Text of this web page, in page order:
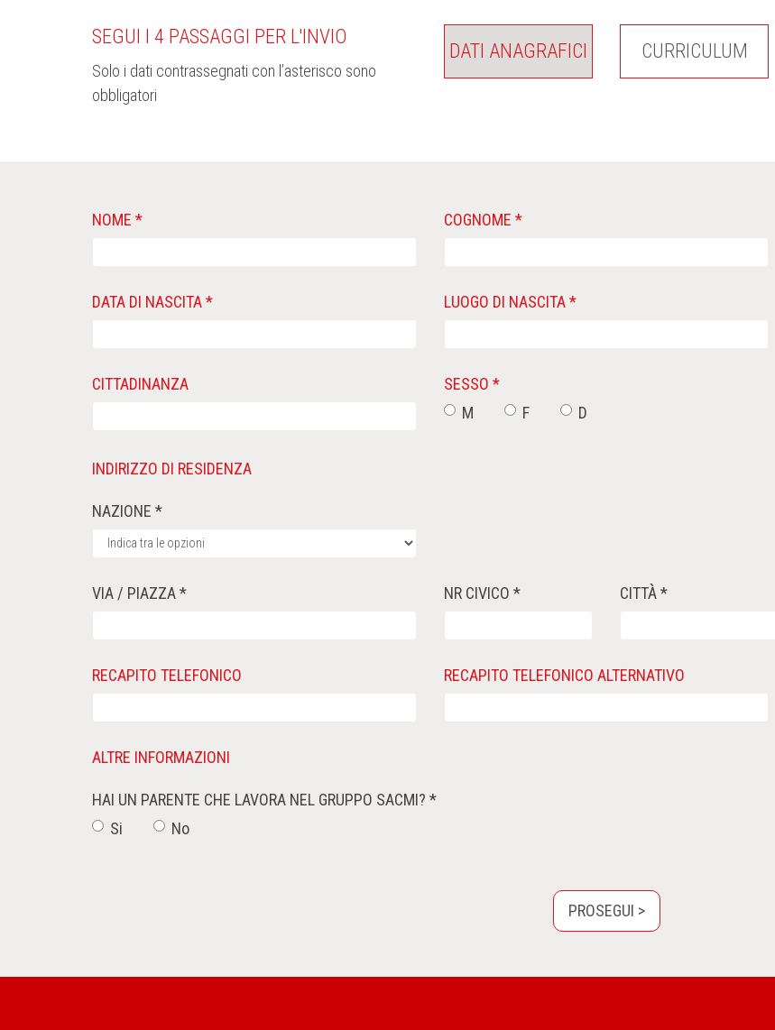
SEGUI I 4 PASSAGGI PER L'INVIO
Solo i dati contrassegnati con l’asterisco sono
obbligatori
DATI ANAGRAFICI CURRICULUM
NOME * COGNOME *
DATA DI NASCITA * LUOGO DI NASCITA *
CITTADINANZA
SESSO *
M
F D
INDIRIZZO DI RESIDENZA
NAZIONE *
VIA / PIAZZA * NR CIVICO * CITTÀ *
RECAPITO TELEFONICO RECAPITO TELEFONICO ALTERNATIVO
ALTRE INFORMAZIONI
HAI UN PARENTE CHE LAVORA NEL GRUPPO SACMI? *
Si
No